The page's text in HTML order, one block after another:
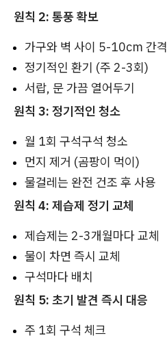
원칙 2: 통풍 확보
가구와 벽 사이 5-10cm 간격
정기적인 환기 (주 2-3회)
서랍, 문 가끔 열어두기
원칙 3: 정기적인 청소
월 1회 구석구석 청소
먼지 제거 (곰팡이 먹이)
물걸레는 완전 건조 후 사용
원칙 4: 제습제 정기 교체
제습제는 2-3개월마다 교체
물이 차면 즉시 교체
구석마다 배치
원칙 5: 초기 발견 즉시 대응
주 1회 구석 체크